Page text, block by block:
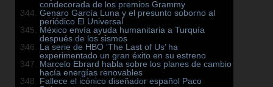
condecorada de los premios Grammy
Genaro García Luna y el presunto soborno al
periódico El Universal
México envía ayuda humanitaria a Turquía
después de los sismos
La serie de HBO ‘The Last of Us’ ha
experimentado un gran éxito en su estreno
Marcelo Ebrard habla sobre los planes de cambio
hacía energías renovables
Fallece el icónico diseñador español Paco